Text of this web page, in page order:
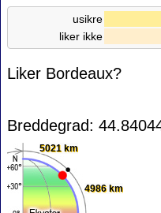
usikre
liker ikke
Liker Bordeaux?
Breddegrad:
5021 km
4986 km